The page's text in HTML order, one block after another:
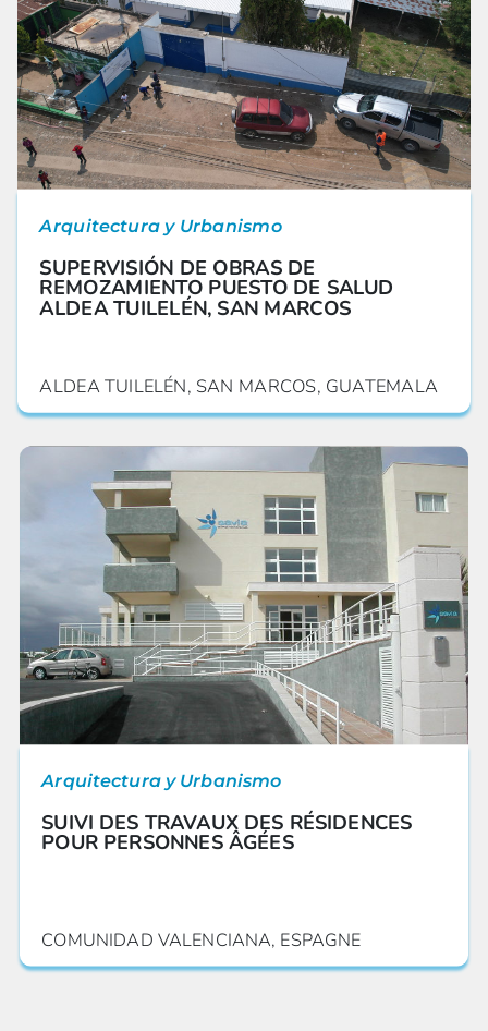
Arquitectura y Urbanismo
SUPERVISIÓN DE OBRAS DE
REMOZAMIENTO PUESTO DE SALUD
ALDEA TUILELÉN, SAN MARCOS
ALDEA TUILELÉN, SAN MARCOS, GUATEMALA
Arquitectura y Urbanismo
SUIVI DES TRAVAUX DES RÉSIDENCES
POUR PERSONNES ÂGÉES
COMUNIDAD VALENCIANA, ESPAGNE